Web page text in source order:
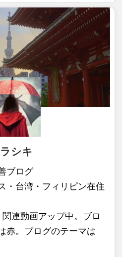
シキ
ブログ
・台湾・フィリピン在住
連動画アップ中。ブロ
赤。ブログのテーマは